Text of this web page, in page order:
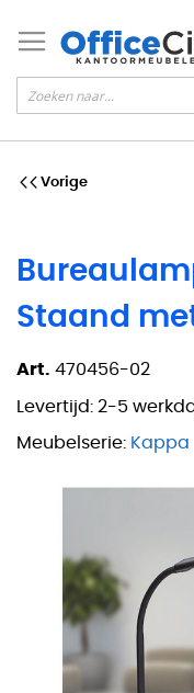
Staand
Art. 470456-02
Levertijd: 2-5
Meubelserie: Kappa
Vorige